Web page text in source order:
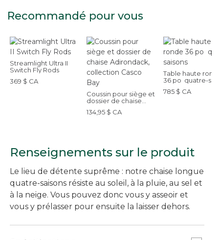
Recommandé pour vous
Streamlight Ultra II
Switch Fly Rods
369 $ CA
Coussin pour siège et
dossier de chaise
Adirondack,
collection Casco Bay
134,95 $ CA
Table haute
36 po quatre-
785 $ CA
Renseignements sur le produit
Le lieu de détente suprême : notre chaise longue
quatre-saisons résiste au soleil, à la pluie, au sel et
à la neige. Vous pouvez donc vous y asseoir et
vous y prélasser pour ensuite la laisser dehors.